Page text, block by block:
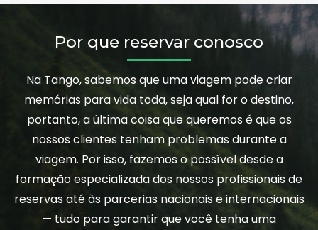
Por que reservar conosco
Na Tango, sabemos que uma viagem pode criar
memórias para vida toda, seja qual for o destino,
portanto, a última coisa que queremos é que os
nossos clientes tenham problemas durante a
viagem. Por isso, fazemos o possível desde a
formação especializada dos nossos profissionais de
reservas até às parcerias nacionais e internacionais
— tudo para garantir que você tenha uma